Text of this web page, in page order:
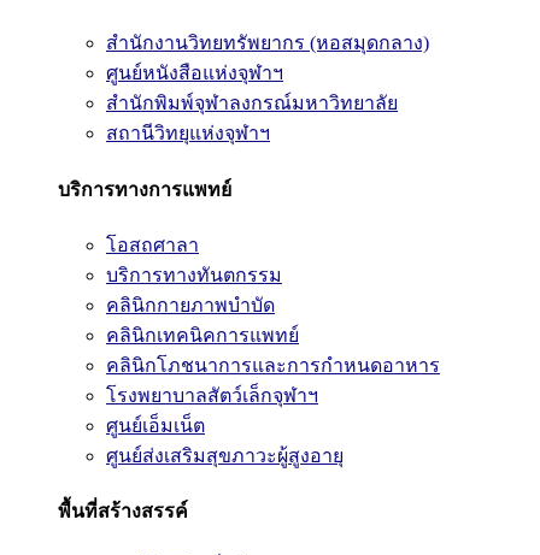
สำนักงานวิทยทรัพยากร (หอสมุดกลาง)
ศูนย์หนังสือแห่งจุฬาฯ
สำนักพิมพ์จุฬาลงกรณ์มหาวิทยาลัย
สถานีวิทยุแห่งจุฬาฯ
บริการทางการแพทย์
โอสถศาลา
บริการทางทันตกรรม
คลินิกกายภาพบำบัด
คลินิกเทคนิคการแพทย์
คลินิกโภชนาการและการกำหนดอาหาร
โรงพยาบาลสัตว์เล็กจุฬาฯ
ศูนย์เอ็มเน็ต
ศูนย์ส่งเสริมสุขภาวะผู้สูงอายุ
พื้นที่สร้างสรรค์